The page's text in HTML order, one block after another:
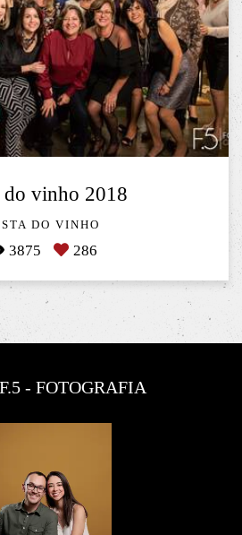
do vinho 2018
DO VINHO
3875 286
- FOTOGRAFIA